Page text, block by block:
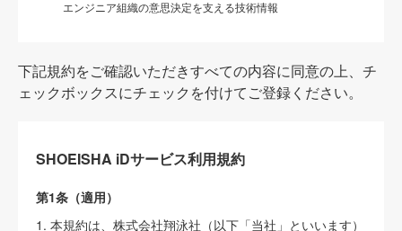
エンジニア組織の意思決定を支える技術情報
下記規約をご確認いただきすべての内容に同意の上、チ
ェックボックスにチェックを付けてご登録ください。
SHOEISHA iDサービス利用規約
第1条（適用）
1. 本規約は、株式会社翔泳社（以下「当社」といいます）